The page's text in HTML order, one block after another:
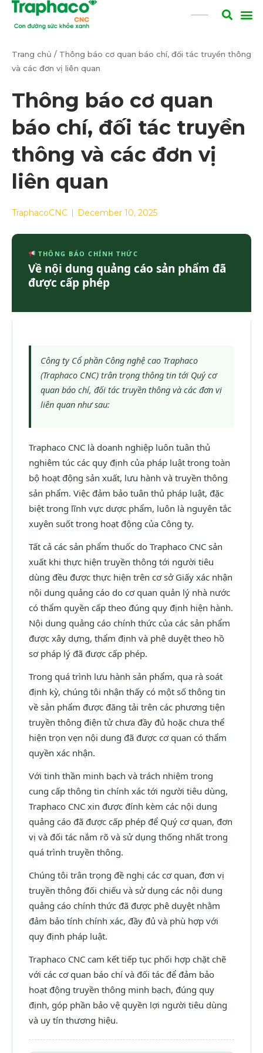
Trang chủ / Thông báo cơ quan báo chí, đối tác truyền thông
và các đơn vị liên quan
Thông báo cơ quan
báo chí, đối tác truyền
thông và các đơn vị
liên quan
TraphacoCNC December 10, 2025
THÔNG BÁO CHÍNH THỨC
Về nội dung quảng cáo sản phẩm đã
được cấp phép
Công ty Cổ phần Công nghệ cao Traphaco
(Traphaco CNC) trân trọng thông tin tới Quý cơ
quan báo chí, đối tác truyền thông và các đơn vị
liên quan như sau:
Traphaco CNC là doanh nghiệp luôn tuân thủ
nghiêm túc các quy định của pháp luật trong toàn
bộ hoạt động sản xuất, lưu hành và truyền thông
sản phẩm. Việc đảm bảo tuân thủ pháp luật, đặc
biệt trong lĩnh vực dược phẩm, luôn là nguyên tắc
xuyên suốt trong hoạt động của Công ty.
Tất cả các sản phẩm thuốc do Traphaco CNC sản
xuất khi thực hiện truyền thông tới người tiêu
dùng đều được thực hiện trên cơ sở Giấy xác nhận
nội dung quảng cáo do cơ quan quản lý nhà nước
có thẩm quyền cấp theo đúng quy định hiện hành.
Nội dung quảng cáo chính thức của các sản phẩm
được xây dựng, thẩm định và phê duyệt theo hồ
sơ pháp lý đã được cấp phép.
Trong quá trình lưu hành sản phẩm, qua rà soát
định kỳ, chúng tôi nhận thấy có một số thông tin
về sản phẩm được đăng tải trên các phương tiện
truyền thông điện tử chưa đầy đủ hoặc chưa thể
hiện trọn vẹn nội dung đã được cơ quan có thẩm
quyền xác nhận.
Với tinh thần minh bạch và trách nhiệm trong
cung cấp thông tin chính xác tới người tiêu dùng,
Traphaco CNC xin được đính kèm các nội dung
quảng cáo đã được cấp phép để Quý cơ quan, đơn
vị và đối tác nắm rõ và sử dụng thống nhất trong
quá trình truyền thông.
Chúng tôi trân trọng đề nghị các cơ quan, đơn vị
truyền thông đối chiếu và sử dụng các nội dung
quảng cáo chính thức đã được phê duyệt nhằm
đảm bảo tính chính xác, đầy đủ và phù hợp với
quy định pháp luật.
Traphaco CNC cam kết tiếp tục phối hợp chặt chẽ
với các cơ quan báo chí và đối tác để đảm bảo
hoạt động truyền thông minh bạch, đúng quy
định, góp phần bảo vệ quyền lợi người tiêu dùng
và uy tín thương hiệu.